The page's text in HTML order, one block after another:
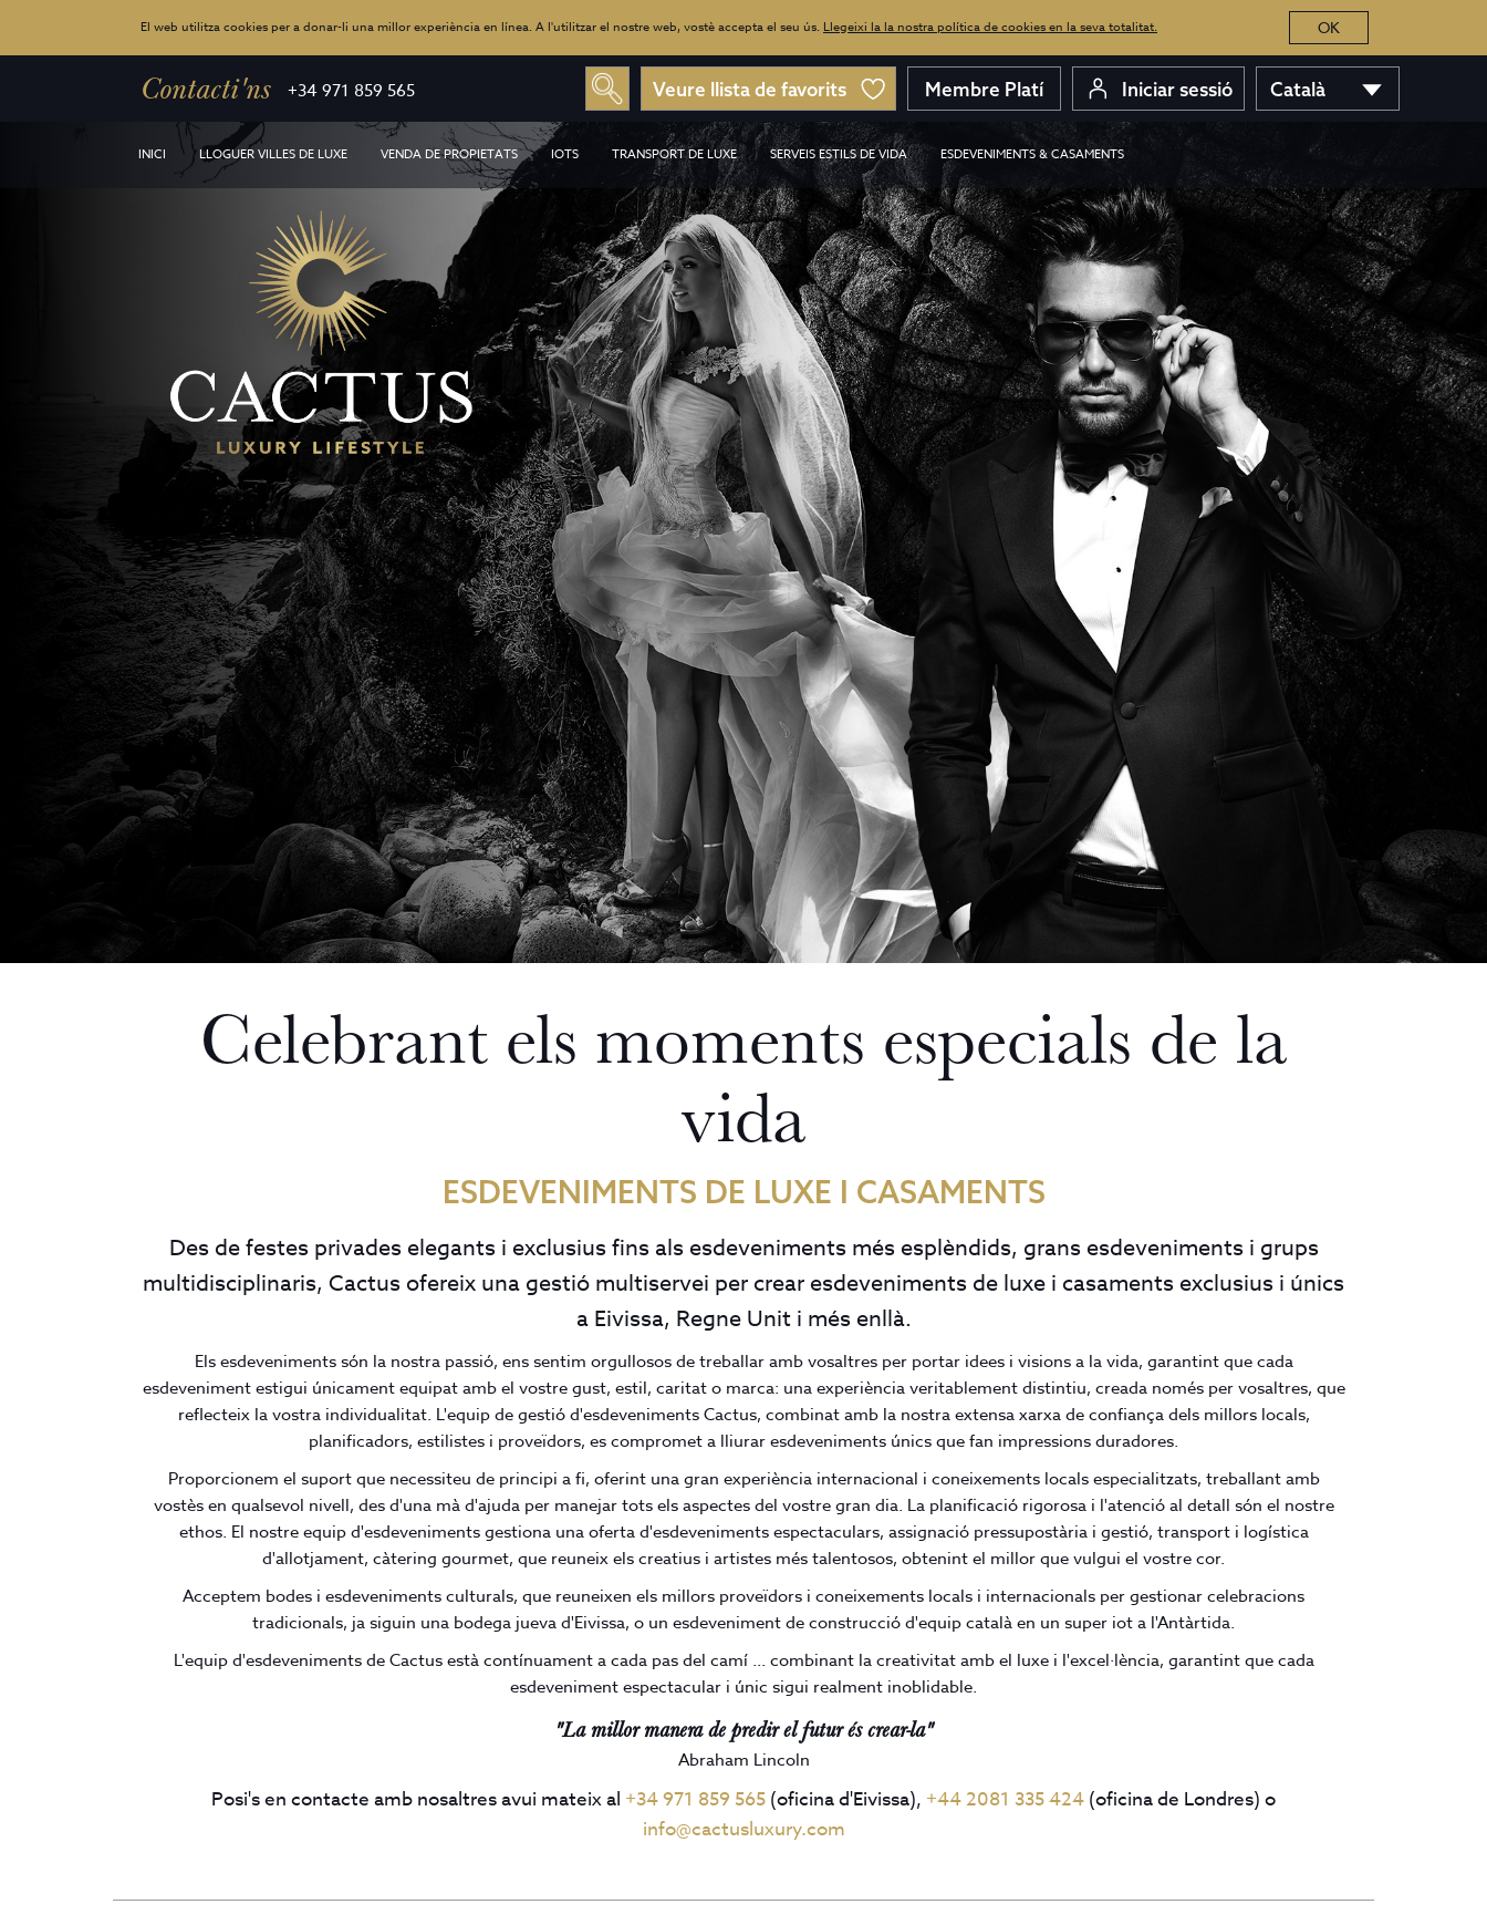
Contacti'ns +34 971 859 565
INICI LLOGUER VILLES DE LUXE VENDA DE PROPIETATS IOTS TRANSPORT DE LUXE SERVEIS ESTILS DE VIDA ESDEVENIMENTS & CASAMENTS
Català
Iniciar sessió
Membre Platí
Veure llista de favorits
Celebrant els moments especials de la
vida
ESDEVENIMENTS DE LUXE I CASAMENTS
Des de festes privades elegants i exclusius fins als esdeveniments més esplèndids, grans esdeveniments i grups
multidisciplinaris, Cactus ofereix una gestió multiservei per crear esdeveniments de luxe i casaments exclusius i únics
a Eivissa, Regne Unit i més enllà.
Els esdeveniments són la nostra passió, ens sentim orgullosos de treballar amb vosaltres per portar idees i visions a la vida, garantint que cada
esdeveniment estigui únicament equipat amb el vostre gust, estil, caritat o marca: una experiència veritablement distintiu, creada només per vosaltres, que
reflecteix la vostra individualitat. L'equip de gestió d'esdeveniments Cactus, combinat amb la nostra extensa xarxa de confiança dels millors locals,
planificadors, estilistes i proveïdors, es compromet a lliurar esdeveniments únics que fan impressions duradores.
Proporcionem el suport que necessiteu de principi a fi, oferint una gran experiència internacional i coneixements locals especialitzats, treballant amb
vostès en qualsevol nivell, des d'una mà d'ajuda per manejar tots els aspectes del vostre gran dia. La planificació rigorosa i l'atenció al detall són el nostre
ethos. El nostre equip d'esdeveniments gestiona una oferta d'esdeveniments espectaculars, assignació pressupostària i gestió, transport i logística
d'allotjament, càtering gourmet, que reuneix els creatius i artistes més talentosos, obtenint el millor que vulgui el vostre cor.
Acceptem bodes i esdeveniments culturals, que reuneixen els millors proveïdors i coneixements locals i internacionals per gestionar celebracions
tradicionals, ja siguin una bodega jueva d'Eivissa, o un esdeveniment de construcció d'equip català en un super iot a l'Antàrtida.
L'equip d'esdeveniments de Cactus està contínuament a cada pas del camí ... combinant la creativitat amb el luxe i l'excel·lència, garantint que cada
esdeveniment espectacular i únic sigui realment inoblidable.
"La millor manera de predir el futur és crear-la"
Abraham Lincoln
Posi's en contacte amb nosaltres avui mateix al +34 971 859 565 (oficina d'Eivissa), +44 2081 335 424 (oficina de Londres) o
info@cactusluxury.com
El web utilitza cookies per a donar-li una millor experiència en línea. A l'utilitzar el nostre web, vostè accepta el seu ús. Llegeixi la la nostra política de cookies en la seva totalitat. OK